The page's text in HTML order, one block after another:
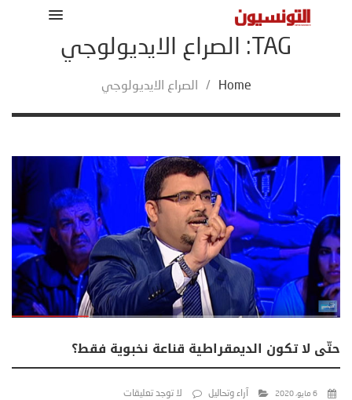
TAG: الصراع الايديولوجي
Home
/ الصراع الايديولوجي
حتّى لا تكون الديمقراطية قناعة نخبوية فقط؟
6 مايو، 2020 آراء وتحاليل لا توجد تعليقات